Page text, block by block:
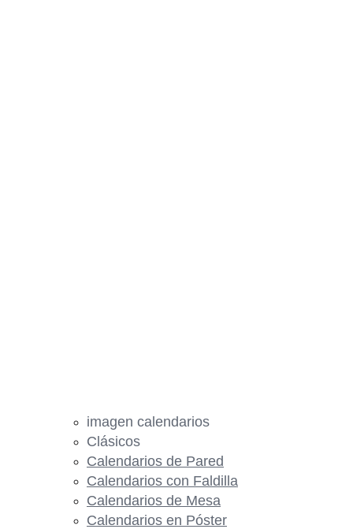
imagen calendarios
Clásicos
Calendarios de Pared
Calendarios con Faldilla
Calendarios de Mesa
Calendarios en Póster